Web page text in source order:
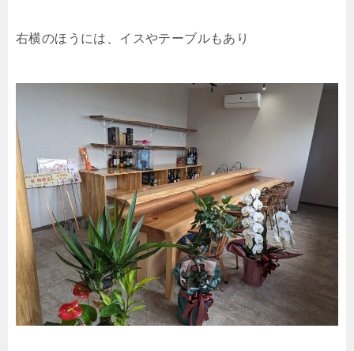
右横のほうには、イスやテーブルもあり